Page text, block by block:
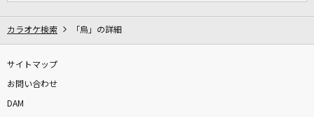
カラオケ検索 「烏」の詳細
サイトマップ
お問い合わせ
DAM